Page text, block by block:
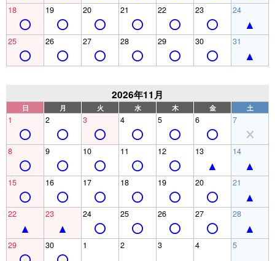
18 19 20 21 22 23 24
25 26 27 28 29 30 31
2026年11月
日 月 火 水 木 金 土
1 2 3 4 5 6 7
8 9 10 11 12 13 14
15 16 17 18 19 20 21
22 23 24 25 26 27 28
29 30 1 2 3 4 5